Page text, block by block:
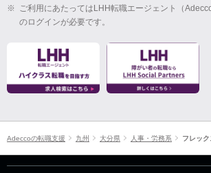
※ ご利用にあたってはLHH転職エージェント（
のログインが必要です。
Adeccoの転職支援 九州 大分県 人事・労務系 フレッ